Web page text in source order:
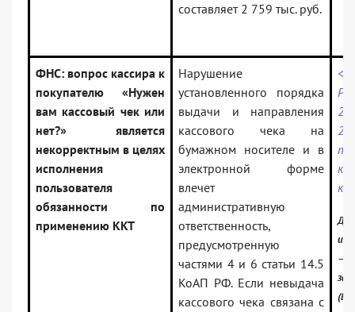
составляет 2 759 тыс. руб.
ФНС: вопрос кассира к
покупателю «Нужен
вам кассовый чек или
нет?» является
некорректным в целях
исполнения
пользователя
обязанности по
применению ККТ
Нарушение
установленного порядка
выдачи и направления
кассового чека на
бумажном носителе и в
электронной форме
влечет
административную
ответственность,
предусмотренную
частями 4 и 6 статьи 14.5
КоАП РФ. Если невыдача
кассового чека связана с
—